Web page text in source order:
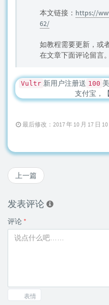
本文链接： https://
62/
如教程需要更新，或
在文章下面评论留言。
Vultr 新用户注册送 100
支付宝，【
最后修改：2017 年 10 月 17 日 10
上一篇
发表评论
评论 *
表情